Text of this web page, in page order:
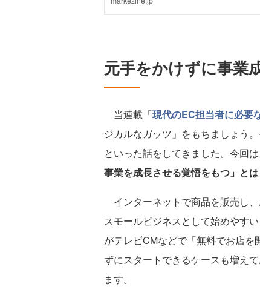
元手をかけずに事
当連載「現代のEC担当者に必要
ジカルなガッツ」をもちましょう
といった話をしてきました。今回
事業を成長させる覚悟をもつ」と
インターネットで商品を販売し
スモールビジネスとして始めやす
がテレビCMなどで「無料でお店
ずにスタートできるケースも増え
ます。